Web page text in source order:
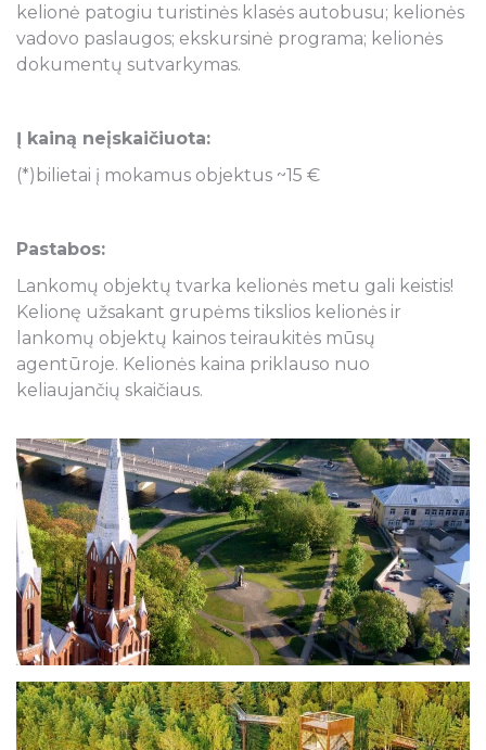
kelionė patogiu turistinės klasės autobusu; kelionės
vadovo paslaugos; ekskursinė programa; kelionės
dokumentų sutvarkymas.
Į kainą neįskaičiuota:
(*)bilietai į mokamus objektus ~15 €
Pastabos:
Lankomų objektų tvarka kelionės metu gali keistis!
Kelionę užsakant grupėms tikslios kelionės ir
lankomų objektų kainos teiraukitės mūsų
agentūroje. Kelionės kaina priklauso nuo
keliaujančių skaičiaus.